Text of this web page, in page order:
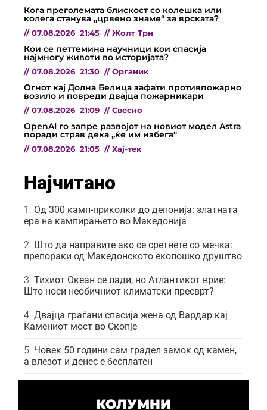
Кога преголемата блискост со колешка или
колега станува „црвено знаме“ за врската?
// 07.08.2026 21:45 // Жолт Трн
Кои се петтемина научници кои спасија
најмногу животи во историјата?
// 07.08.2026 21:30 // Органик
Огнот кај Долна Белица зафати противпожарно
возило и повреди двајца пожарникари
// 07.08.2026 21:09 // Свесно
OpenAI го запре развојот на новиот модел Astra
поради страв дека „ќе им избега“
// 07.08.2026 21:05 // Хај-тек
Најчитано
Од 300 камп-приколки до депонија: златната
ера на кампирањето во Македонија
Што да направите ако се сретнете со мечка:
препораки од Македонското еколошко друштво
Тихиот Океан се лади, но Атлантикот врие:
Што носи необичниот климатски пресврт?
Двајца граѓани спасија жена од Вардар кај
Камениот мост во Скопје
Човек 50 години сам градел замок од камен,
а влезот и денес е бесплатен
КОЛУМНИ